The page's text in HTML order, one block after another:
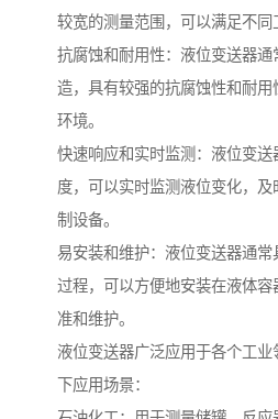
较宽的测量范围，可以满足不同
抗腐蚀和耐用性：液位变送器通
造，具有较强的抗腐蚀性和耐
环境。
快速响应和实时监测：液位变
度，可以实时监测液位变化，
制设备。
易安装和维护：液位变送器通
过程，可以方便地安装在液体
准和维护。
液位变送器广泛应用于各个工
下应用场景：